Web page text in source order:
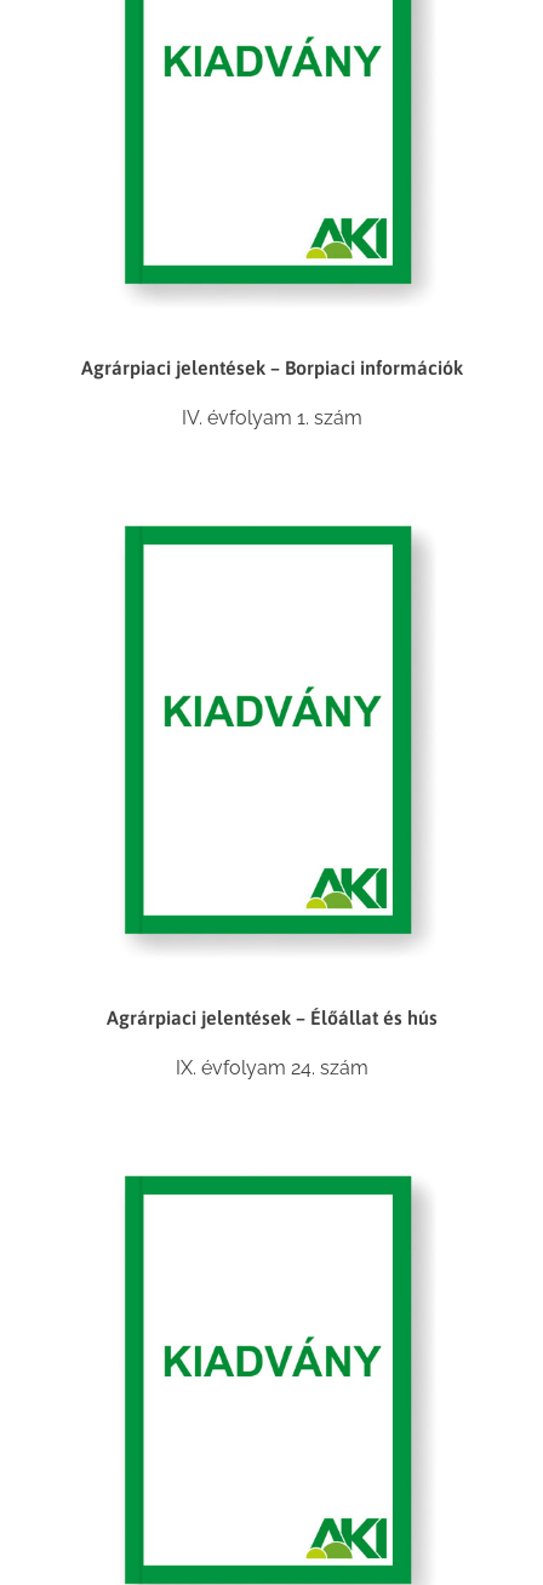
Agrárpiaci jelentések – Borpiaci információk
IV. évfolyam 1. szám
Agrárpiaci jelentések – Élőállat és hús
IX. évfolyam 24. szám